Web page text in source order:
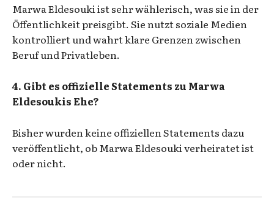
Marwa Eldesouki ist sehr wählerisch, was sie in der
Öffentlichkeit preisgibt. Sie nutzt soziale Medien
kontrolliert und wahrt klare Grenzen zwischen
Beruf und Privatleben.
4. Gibt es offizielle Statements zu Marwa
Eldesoukis Ehe?
Bisher wurden keine offiziellen Statements dazu
veröffentlicht, ob Marwa Eldesouki verheiratet ist
oder nicht.